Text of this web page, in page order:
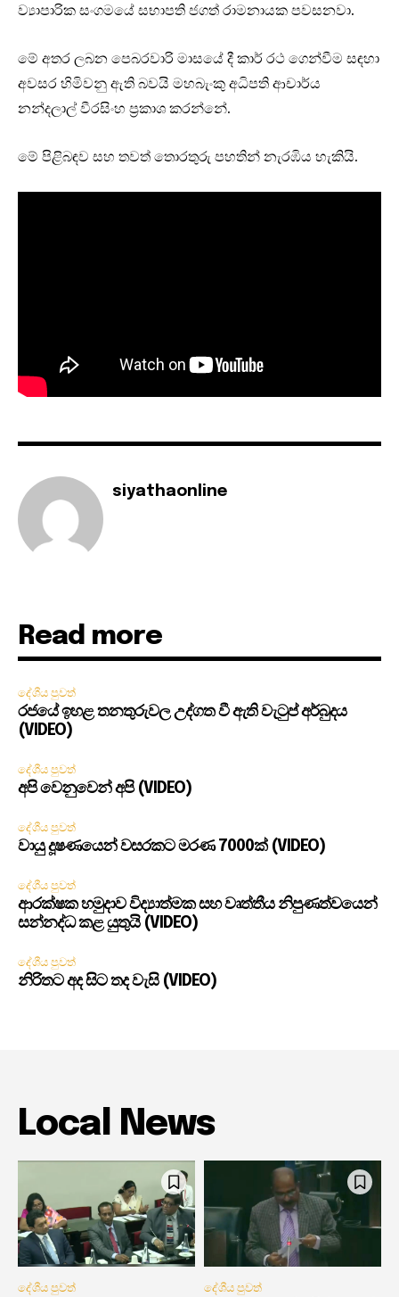
ව්‍යාපාරික සංගමයේ සභාපති ජගත් රාමනායක පවසනවා.
මේ අතර ලබන පෙබරවාරි මාසයේ දී කාර් රථ ගෙන්වීම සඳහා
අවසර හිමිවනු ඇති බවයි මහබැංකු අධිපති ආචාර්ය
නන්දලාල් වීරසිංහ ප්‍රකාශ කරන්නේ.
මේ පිළිබඳව සහ තවත් තොරතුරු පහතින් නැරඹිය හැකියි.
siyathaonline
Read more
දේශීය පුවත්
රජයේ ඉහළ තනතුරුවල උද්ගත වී ඇති වැටුප් අර්බුදය
(VIDEO)
දේශීය පුවත්
අපි වෙනුවෙන් අපි (VIDEO)
දේශීය පුවත්
වායු දූෂණයෙන් වසරකට මරණ 7000ක් (VIDEO)
දේශීය පුවත්
ආරක්ෂක හමුදාව විද්‍යාත්මක සහ වෘත්තීය නිපුණත්වයෙන්
සන්නද්ධ කළ යුතුයි (VIDEO)
දේශීය පුවත්
නිරිතට අද සිට තද වැසි (VIDEO)
Local News
දේශීය පුවත් දේශීය පුවත්